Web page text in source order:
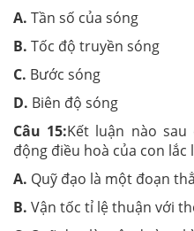
A. Tần số của sóng
B. Tốc độ truyền sóng
C. Bước sóng
D. Biên độ sóng
Câu 15:Kết luận nào
động điều hoà của con lắc
A. Quỹ đạo là một đoạn
B. Vận tốc tỉ lệ thuận với